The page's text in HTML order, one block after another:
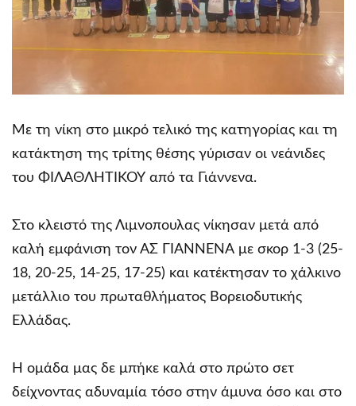
Με τη νίκη στο μικρό τελικό της κατηγορίας και τη
κατάκτηση της τρίτης θέσης γύρισαν οι νεάνιδες
του ΦΙΛΑΘΛΗΤΙΚΟΥ από τα Γιάννενα.
Στο κλειστό της Λιμνοπουλας νίκησαν μετά από
καλή εμφάνιση τον ΑΣ ΓΙΑΝΝΕΝΑ με σκορ 1-3 (25-
18, 20-25, 14-25, 17-25) και κατέκτησαν το χάλκινο
μετάλλιο του πρωταθλήματος Βορειοδυτικής
Ελλάδας.
Η ομάδα μας δε μπήκε καλά στο πρώτο σετ
δείχνοντας αδυναμία τόσο στην άμυνα όσο και στο